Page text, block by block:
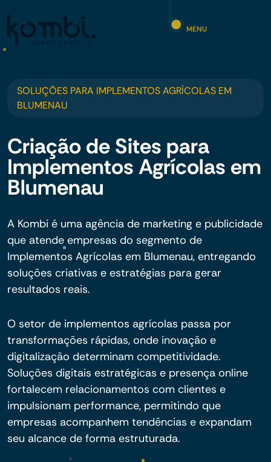
MENU
SOLUÇÕES PARA IMPLEMENTOS AGRÍCOLAS EM
BLUMENAU
Criação de Sites para
Implementos Agrícolas em
Blumenau
A Kombi é uma agência de marketing e publicidade
que atende empresas do segmento de
Implementos Agrícolas em Blumenau, entregando
soluções criativas e estratégias para gerar
resultados reais.
O setor de implementos agrícolas passa por
transformações rápidas, onde inovação e
digitalização determinam competitividade.
Soluções digitais estratégicas e presença online
fortalecem relacionamentos com clientes e
impulsionam performance, permitindo que
empresas acompanhem tendências e expandam
seu alcance de forma estruturada.